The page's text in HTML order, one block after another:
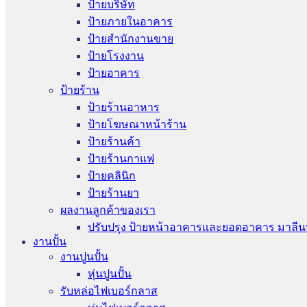
ป้ายบริษัท
ป้ายภายในอาคาร
ป้ายสำนักงานขาย
ป้ายโรงงาน
ป้ายอาคาร
ป้ายร้าน
ป้ายร้านอาหาร
ป้ายโฆษณาหน้าร้าน
ป้ายร้านค้า
ป้ายร้านกาแฟ
ป้ายคลินิก
ป้ายร้านยา
ผลงานลูกค้าของเรา
ปรับปรุง ป้ายหน้าอาคารและยอดอาคาร มาลี
งานปั้น
งานปูนปั้น
หุ่นปูนปั้น
รับหล่อไฟเบอร์กลาส